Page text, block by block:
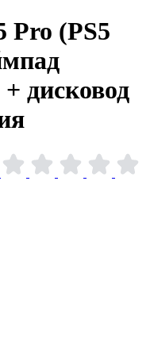
Pro (PS5
дисковод